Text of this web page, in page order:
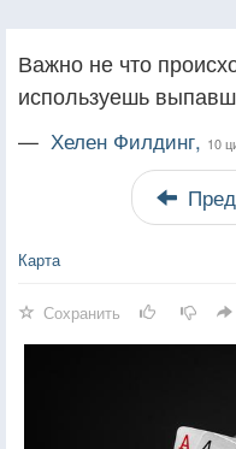
Важно не что
используешь
— Хелен Филдинг, 10
Карта
Сохранить